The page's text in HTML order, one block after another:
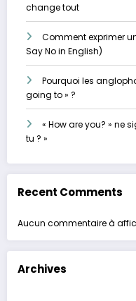
change tout
Comment exprimer
Say No in English)
Pourquoi les
going to » ?
« How are you? » ne
tu ? »
Recent Comments
Aucun commentaire à
Archives